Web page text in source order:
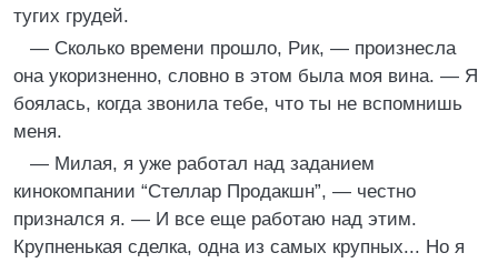
тугих грудей.
— Сколько времени прошло, Рик, — произнесла
она укоризненно, словно в этом была моя вина. — Я
боялась, когда звонила тебе, что ты не вспомнишь
меня.
— Милая, я уже работал над заданием
кинокомпании “Стеллар Продакшн”, — честно
признался я. — И все еще работаю над этим.
Крупненькая сделка, одна из самых крупных... Но я